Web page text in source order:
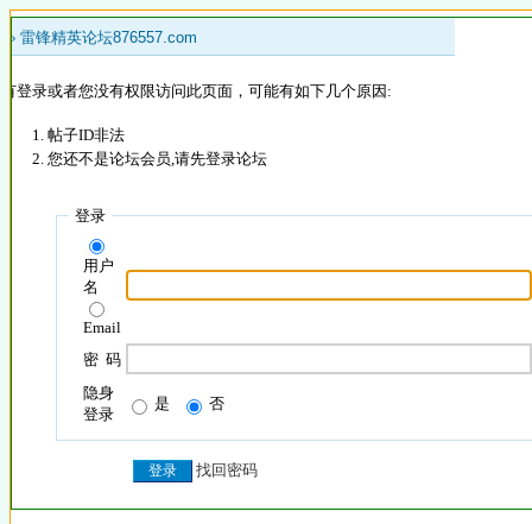
» 雷锋精英论坛876557.com
登录或者您没有权限访问此页面，可能有如下几个原因:
帖子ID非法
您还不是论坛会员,请先登录论坛
登录
用户
名
Email
密 码
隐身
登录
是 否
找回密码